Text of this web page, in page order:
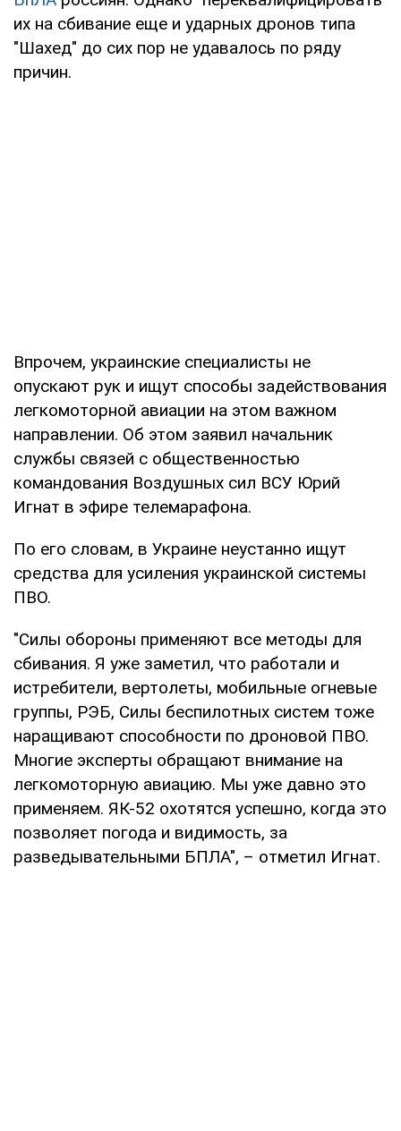
их на сбивание еще и ударных дронов типа
"Шахед" до сих пор не удавалось по ряду
причин.
Впрочем, украинские специалисты не
опускают рук и ищут способы задействования
легкомоторной авиации на этом важном
направлении. Об этом заявил начальник
службы связей с общественностью
командования Воздушных сил ВСУ Юрий
Игнат в эфире телемарафона.
По его словам, в Украине неустанно ищут
средства для усиления украинской системы
ПВО.
"Силы обороны применяют все методы для
сбивания. Я уже заметил, что работали и
истребители, вертолеты, мобильные огневые
группы, РЭБ, Силы беспилотных систем тоже
наращивают способности по дроновой ПВО.
Многие эксперты обращают внимание на
легкомоторную авиацию. Мы уже давно это
применяем. ЯК-52 охотятся успешно, когда это
позволяет погода и видимость, за
разведывательными БПЛА", – отметил Игнат.